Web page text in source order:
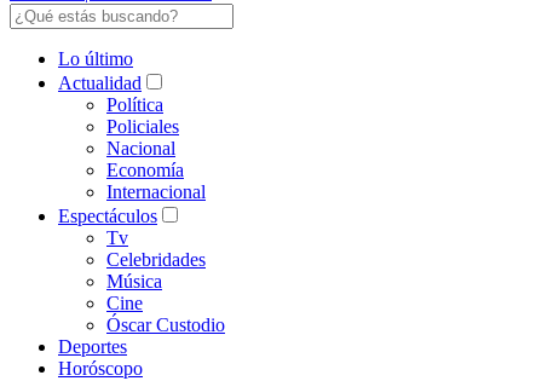
Lo último
Actualidad
Política
Policiales
Nacional
Economía
Internacional
Espectáculos
Tv
Celebridades
Música
Cine
Óscar Custodio
Deportes
Horóscopo